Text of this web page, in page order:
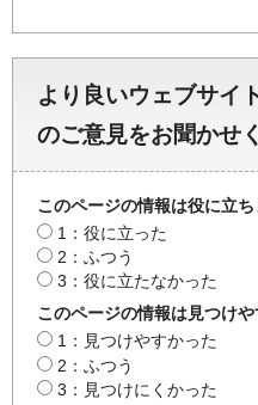
より良いウェブサイ
のご意見をお聞かせ
このページの情報は役に立ち
1：役に立った
2：ふつう
3：役に立たなかった
このページの情報は見つけ
1：見つけやすかった
2：ふつう
3：見つけにくかった